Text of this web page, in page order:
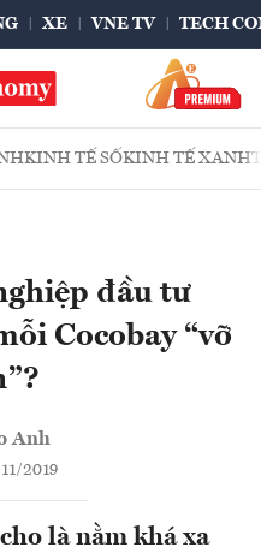
XE VNE TV TECH
KINH TẾ SỐKINH TẾ XANH
đầu tư
Cocobay “vỡ
Anh
2019
là nằm khá xa